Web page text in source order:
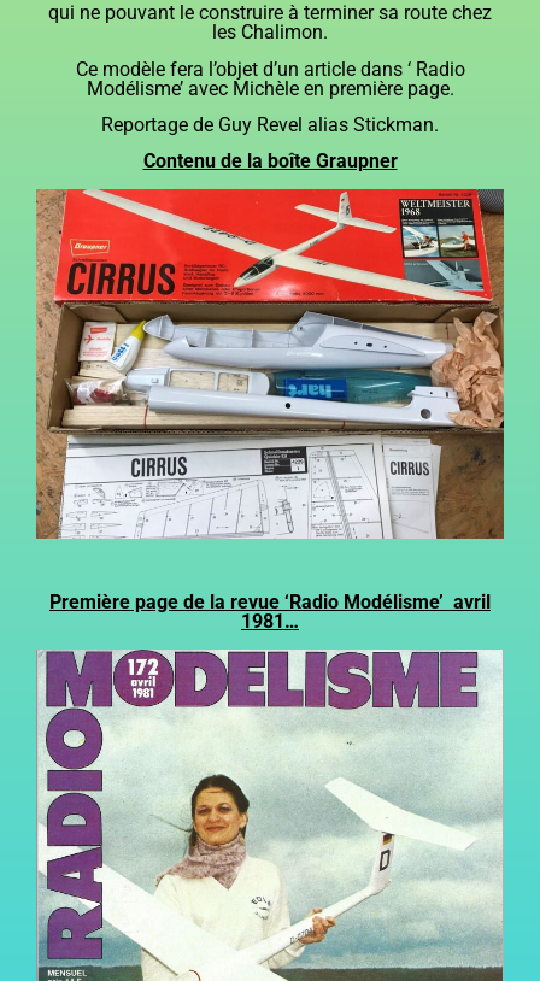
qui ne pouvant le construire à terminer sa route chez
les Chalimon.
Ce modèle fera l’objet d’un article dans ‘ Radio
Modélisme’ avec Michèle en première page.
Reportage de Guy Revel alias Stickman.
Contenu de la boîte Graupner
Première page de la revue ‘Radio Modélisme’ avril
1981…